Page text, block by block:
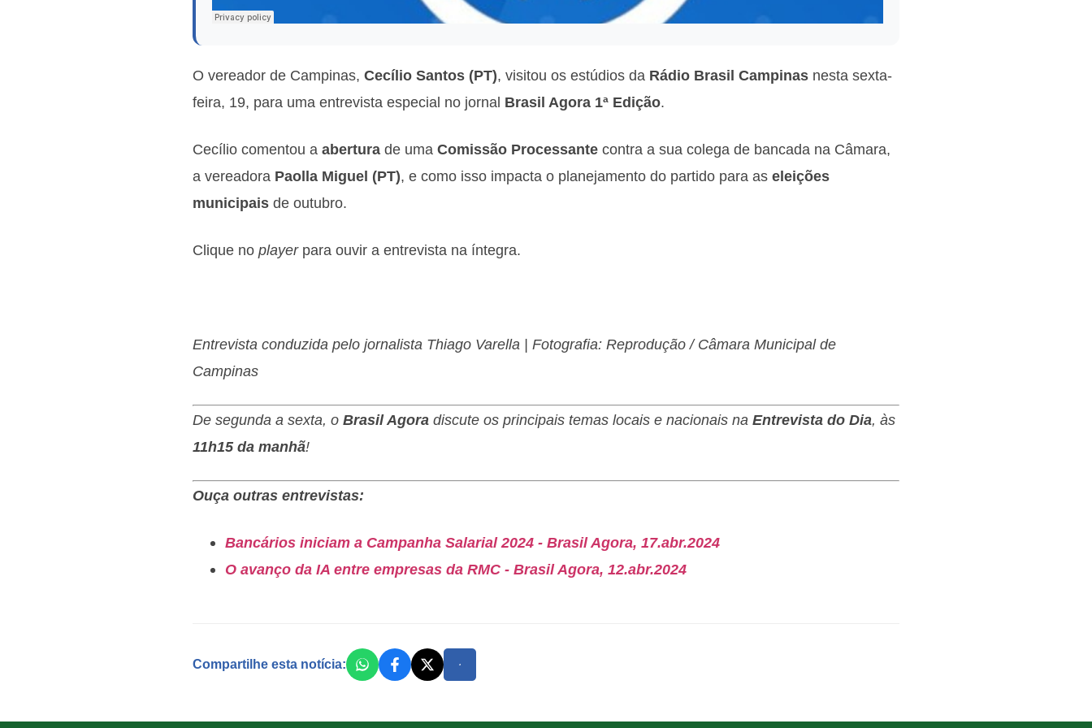
O vereador de Campinas, Cecílio Santos (PT), visitou os estúdios da Rádio Brasil Campinas nesta sexta-
feira, 19, para uma entrevista especial no jornal Brasil Agora 1ª Edição.
Cecílio comentou a abertura de uma Comissão Processante contra a sua colega de bancada na Câmara,
a vereadora Paolla Miguel (PT), e como isso impacta o planejamento do partido para as eleições
municipais de outubro.
Clique no playerpara ouvir a entrevista na íntegra.
Entrevista conduzida pelo jornalista Thiago Varella | Fotografia: Reprodução / Câmara Municipal de
Campinas
De segunda a sexta, o Brasil Agora discute os principais temas locais e nacionais na Entrevista do Dia, às
11h15 da manhã!
Ouça outras entrevistas:
Bancários iniciam a Campanha Salarial 2024 - Brasil Agora, 17.abr.2024
O avanço da IA entre empresas da RMC - Brasil Agora, 12.abr.2024
Compartilhe esta notícia: